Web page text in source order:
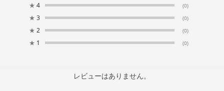
★ 4 (0)
★ 3 (0)
★ 2 (0)
★ 1 (0)
レビューはありません。